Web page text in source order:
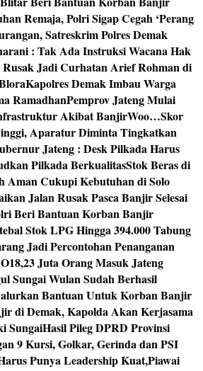
Remaja, Polri Sigap Cegah ‘Perang
Satreskrim Polres Demak
: Tak Ada Instruksi Wacana Hak
Rusak Jadi Curhatan Arief Rohman di
Kapolres Demak Imbau Warga
RamadhanPemprov Jateng Mulai
Akibat BanjirWoo…Skor
Aparatur Diminta Tingkatkan
Jateng : Desk Pilkada Harus
Pilkada BerkualitasStok Beras di
Aman Cukupi Kebutuhan di Solo
Jalan Rusak Pasca Banjir Selesai
Beri Bantuan Korban Banjir
Stok LPG Hingga 394.000 Tabung
Jadi Percontohan Penanganan
18,23 Juta Orang Masuk Jateng
Sungai Wulan Sudah Berhasil
Bantuan Untuk Korban Banjir
di Demak, Kapolda Akan Kerjasama
SungaiHasil Pileg DPRD Provinsi
9 Kursi, Golkar, Gerinda dan PSI
Punya Leadership Kuat,Piawai